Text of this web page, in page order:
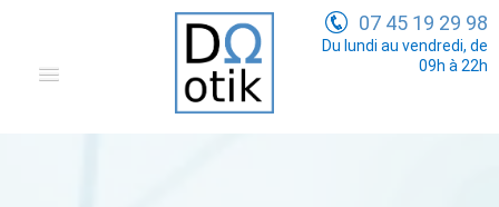
07 45 19 29 98
Du lundi au vendredi, de
09h à 22h